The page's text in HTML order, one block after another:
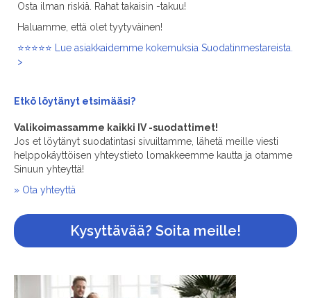
Osta ilman riskiä. Rahat takaisin -takuu!
Haluamme, että olet tyytyväinen!
⭐⭐⭐⭐⭐ Lue asiakkaidemme kokemuksia Suodatinmestareista.
>
Etkö löytänyt etsimääsi?
Valikoimassamme kaikki IV -suodattimet!
Jos et löytänyt suodatintasi sivuiltamme, lähetä meille viesti
helppokäyttöisen yhteystieto lomakkeemme kautta ja otamme
Sinuun yhteyttä!
» Ota yhteyttä
Kysyttävää? Soita meille!